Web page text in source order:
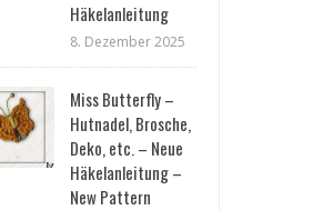
Häkelanleitung
8. Dezember 2025
Miss Butterfly –
Hutnadel, Brosche,
Deko, etc. – Neue
Häkelanleitung –
New Pattern